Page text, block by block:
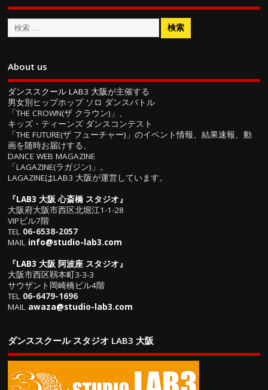
About us
ダンススクール LAB3 大阪が主催する
男女別ヒップホップ ソロ ダンスバトル
「THE CROWN(ザ クラウン)」、
キッズ・ティーンズ ダンスコンテスト
「THE FUTURE(ザ フューチャー)」のイベント情報、結果速報、動
画を随時お届けする、
DANCE WEB MAGAZINE
「LAGAZINE(ラガジン)」。
LAGAZINEはLAB3 大阪が運営しています。
『LAB3 大阪 心斎橋 スタジオ』
大阪府大阪市西区北堀江1-1-28
VIPビル7階
TEL 06-6538-2057
MAIL info@studio-lab3.com
『LAB3 大阪 阿波座 スタジオ』
大阪市西区靱本町3-3-3
サウザント岡崎橋ビル4階
TEL 06-6479-1696
MAIL awaza@studio-lab3.com
ダンススクール スタジオ LAB3 大阪